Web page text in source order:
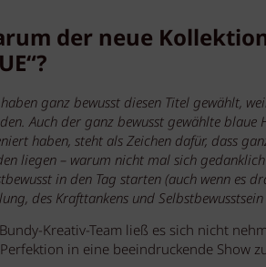
der neue
ganz bewusst diesen Titel gewählt,
Auch der ganz bewusst gewählte blaue
haben, steht als Zeichen dafür, dass
liegen – warum nicht mal sich
in den Tag starten (auch wenn es
des Krafttankens und
Kreativ-Team ließ es sich nicht
in eine beeindruckende Show